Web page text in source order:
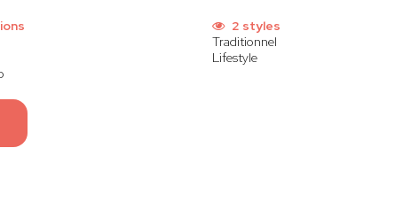
2 styles
Traditionnel
Lifestyle